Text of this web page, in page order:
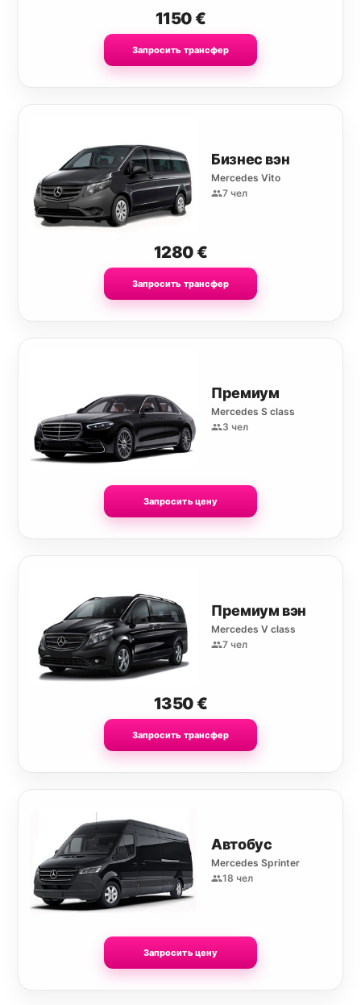
1150€
Запросить трансфер
Бизнес вэн
Mercedes Vito
7 чел
1280€
Запросить трансфер
Премиум
Mercedes S class
3 чел
Запросить цену
Премиум вэн
Mercedes V class
7 чел
1350€
Запросить трансфер
Автобус
Mercedes Sprinter
18 чел
Запросить цену